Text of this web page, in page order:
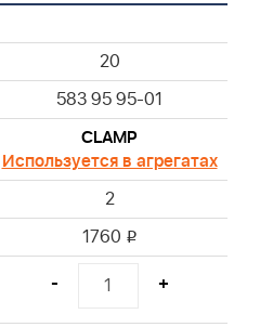
20
583 95 95-01
CLAMP
Используется в агрегатах
2
1760 i
- +